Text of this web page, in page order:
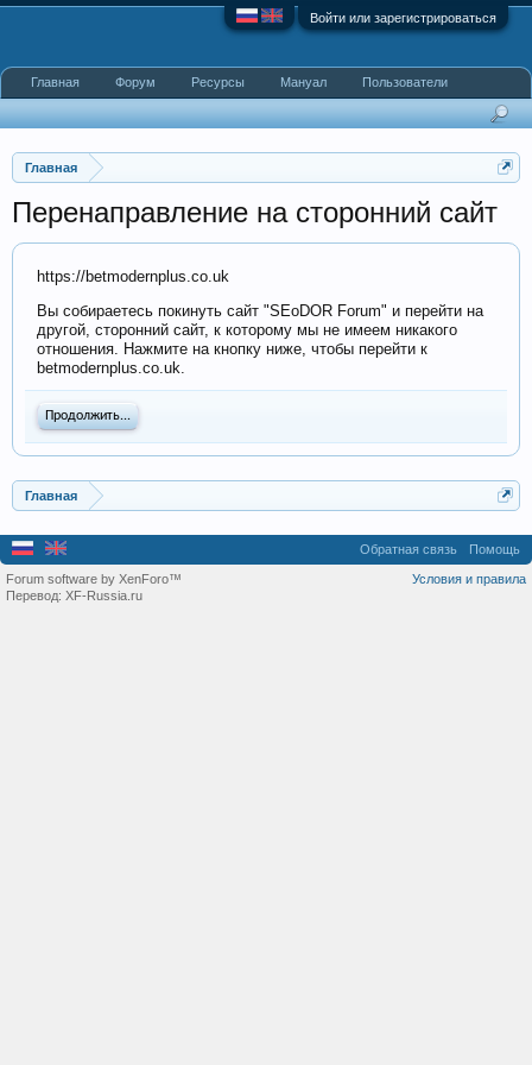
Войти или зарегистрироваться
Главная
Перенаправление на сторонний сайт
https://betmodernplus.co.uk
Вы собираетесь покинуть сайт "SEoDOR Forum" и перейти на
другой, сторонний сайт, к которому мы не имеем никакого
отношения. Нажмите на кнопку ниже, чтобы перейти к
betmodernplus.co.uk.
Продолжить...
Главная
Главная Форум Ресурсы Мануал Пользователи
Обратная связь Помощь
Условия и правила
Forum software by XenForo™
Перевод: XF-Russia.ru